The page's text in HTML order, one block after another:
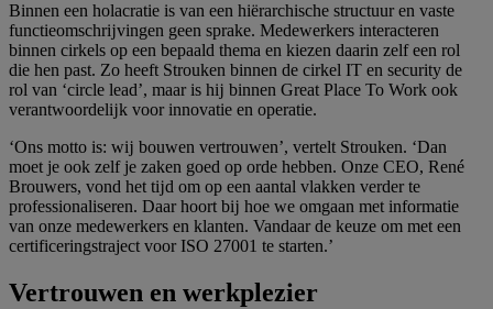
Binnen een holacratie is van een hiërarchische structuur en vaste
functieomschrĳvingen geen sprake. Medewerkers interacteren
binnen cirkels op een bepaald thema en kiezen daarin zelf een rol
die hen past. Zo heeft Strouken binnen de cirkel IT en security de
rol van ‘circle lead’, maar is hĳ binnen Great Place To Work ook
verantwoordelĳk voor innovatie en operatie.
‘Ons motto is: wĳ bouwen vertrouwen’, vertelt Strouken. ‘Dan
moet je ook zelf je zaken goed op orde hebben. Onze CEO, René
Brouwers, vond het tĳd om op een aantal vlakken verder te
professionaliseren. Daar hoort bĳ hoe we omgaan met informatie
van onze medewerkers en klanten. Vandaar de keuze om met een
certificeringstraject voor ISO 27001 te starten.’
Vertrouwen en werkplezier